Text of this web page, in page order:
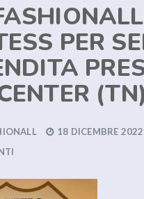
PER
(TN)
18 DICEMBRE 2022